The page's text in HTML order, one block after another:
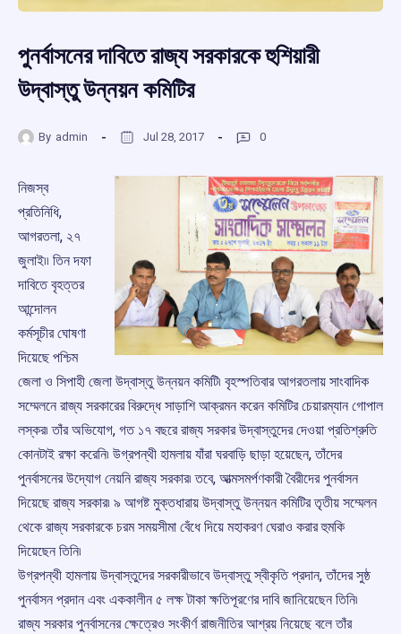
পুনর্বাসনের দাবিতে রাজ্য সরকারকে হুশিয়ারী
উদ্বাস্তু উন্নয়ন কমিটির
By admin Jul 28, 2017 0
নিজস্ব
প্রতিনিধি,
আগরতলা, ২৭
জুলাই৷৷ তিন দফা
দাবিতে বৃহত্তর
আন্দোলন
কর্মসূচীর ঘোষণা
দিয়েছে পশ্চিম
জেলা ও সিপাহী জেলা উদ্বাস্তু উন্নয়ন কমিটি৷ বৃহস্পতিবার আগরতলায় সাংবাদিক
সম্মেলনে রাজ্য সরকারের বিরুদ্ধে সাড়াশি আক্রমন করেন কমিটির চেয়ারম্যান গোপাল
লস্কর৷ তাঁর অভিযোগ, গত ১৭ বছরে রাজ্য সরকার উদ্বাস্তুদের দেওয়া প্রতিশ্রুতি
কোনটাই রক্ষা করেনি৷ উগ্রপন্থী হামলায় যাঁরা ঘরবাড়ি ছাড়া হয়েছেন, তাঁদের
পুনর্বাসনের উদ্যোগ নেয়নি রাজ্য সরকার৷ তবে, আত্মসমর্পণকারী বৈরীদের পুনর্বাসন
দিয়েছে রাজ্য সরকার৷ ৯ আগষ্ট মুক্তধারায় উদ্বাস্তু উন্নয়ন কমিটির তৃতীয় সম্মেলন
থেকে রাজ্য সরকারকে চরম সময়সীমা বেঁধে দিয়ে মহাকরণ ঘেরাও করার হুমকি
দিয়েছেন তিনি৷
উগ্রপন্থী হামলায় উদ্বাস্তুদের সরকারীভাবে উদ্বাস্তু স্বীকৃতি প্রদান, তাঁদের সুষ্ঠ
পুনর্বাসন প্রদান এবং এককালীন ৫ লক্ষ টাকা ক্ষতিপূরণের দাবি জানিয়েছেন তিনি৷
রাজ্য সরকার পুনর্বাসনের ক্ষেত্রেও সংকীর্ণ রাজনীতির আশ্রয় নিয়েছে বলে তাঁর